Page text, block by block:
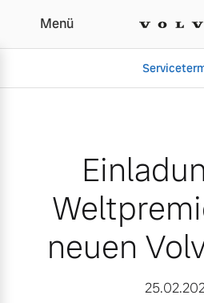
Einladung
Menü
neuen